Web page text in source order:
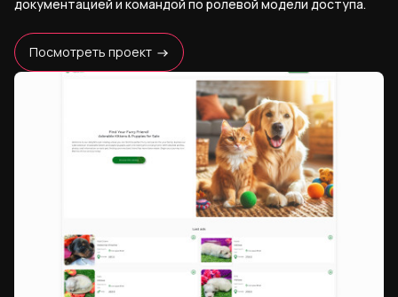
документацией и командой по ролевой модели доступа.
Посмотреть проект